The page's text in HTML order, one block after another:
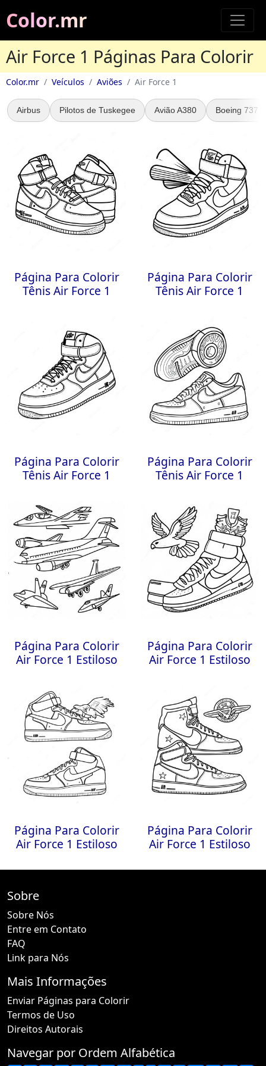
Color.mr
Air Force 1 Páginas Para Colorir
Color.mr Veículos Aviões Air Force 1
Airbus Pilotos de Tuskegee Avião A380 Boeing 737
Página Para Colorir
Tênis Air Force 1
Página Para Colorir
Tênis Air Force 1
Página Para Colorir
Tênis Air Force 1
Página Para Colorir
Tênis Air Force 1
Página Para Colorir
Air Force 1 Estiloso
Página Para Colorir
Air Force 1 Estiloso
Página Para Colorir
Air Force 1 Estiloso
Página Para Colorir
Air Force 1 Estiloso
Sobre
Sobre Nós
Entre em Contato
FAQ
Link para Nós
Mais Informações
Enviar Páginas para Colorir
Termos de Uso
Direitos Autorais
Navegar por Ordem Alfabética